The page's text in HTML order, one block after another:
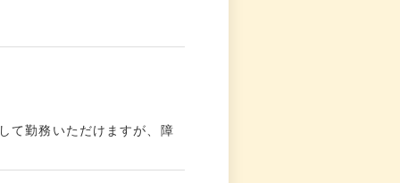
て勤務いただけますが、障